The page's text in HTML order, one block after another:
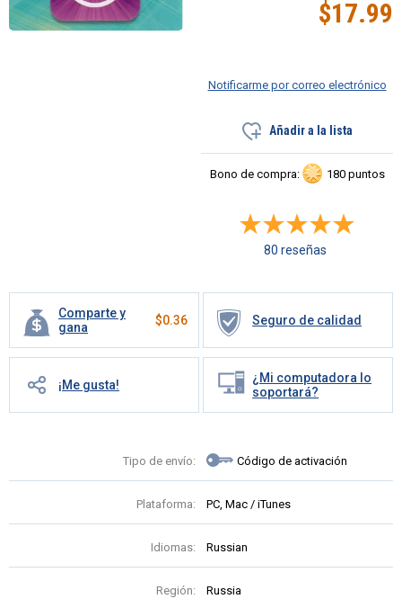
Comparte y
gana
$0.36 Seguro de calidad
¡Me gusta!
¿Mi computadora lo
soportará?
Tipo de envío: Código de activación
Plataforma: PC, Mac / iTunes
Idiomas: Russian
Región: Russia
$17.99
Notificarme por correo electrónico
Añadir a la lista
Bono de compra: 180 puntos
80 reseñas